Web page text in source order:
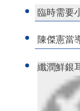
臨時需要
陳傑憲當
纖潤鮮銀